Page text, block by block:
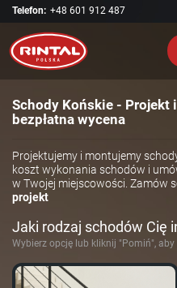
Telefon: +48 601 912 487
Schody Końskie - Projekt
bezpłatna wycena
Projektujemy i montujemy
koszt wykonania schodów i
w Twojej miejscowości. Zamów
projekt
Jaki rodzaj schodów Cię
Wybierz opcję lub kliknij "Pomiń", aby